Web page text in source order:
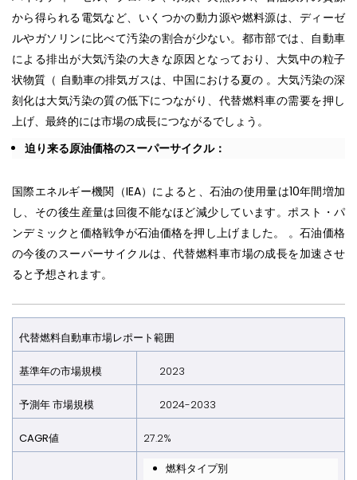
から得られる電気など、いくつかの動力源や燃料源は、ディーゼ
ルやガソリンに比べて汚染の割合が少ない。都市部では、自動車
による排出が大気汚染の大きな原因となっており、大気中の粒子
状物質（ 自動車の排気ガスは、中国における夏の 。大気汚染の深
刻化は大気汚染の質の低下につながり、代替燃料車の需要を押し
上げ、最終的には市場の成長につながるでしょう。
迫り来る原油価格のスーパーサイクル：
国際エネルギー機関（IEA）によると、石油の使用量は10年間増加
し、その後生産量は回復不能なほど減少しています。ポスト・パ
ンデミックと価格戦争が石油価格を押し上げました。 。石油価格
の今後のスーパーサイクルは、代替燃料車市場の成長を加速させ
ると予想されます。
代替燃料自動車市場レポート範囲
基準年の市場規模 2023
予測年市場規模 2024-2033
CAGR値 27.2%
燃料タイプ別